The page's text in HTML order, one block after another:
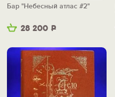
28 200 Р
Бар "Небесный атлас #2"